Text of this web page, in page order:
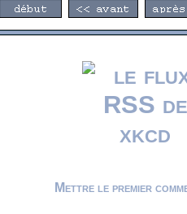
Mettre le premier